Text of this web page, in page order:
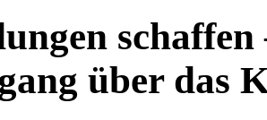
über das